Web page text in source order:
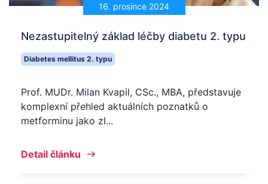
16. prosince 2024
Nezastupitelný základ léčby diabetu 2. typu
Diabetes mellitus 2. typu
Prof. MUDr. Milan Kvapil, CSc., MBA, představuje
komplexní přehled aktuálních poznatků o
metforminu jako zl...
Detail článku